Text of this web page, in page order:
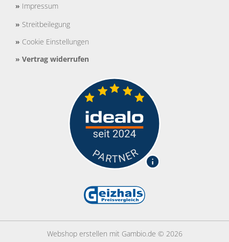
» Impressum
» Streitbeilegung
» Cookie Einstellungen
» Vertrag widerrufen
Webshop erstellen mit Gambio.de © 2026